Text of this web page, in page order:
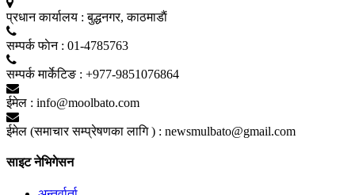
प्रधान कार्यालय : बुद्धनगर, काठमाडाैं
सम्पर्क फाेन : 01-4785763
सम्पर्क मार्केटिङ : +977-9851076864
ईमेल : info@moolbato.com
ईमेल (समाचार सम्प्रेषणका लागि ) : newsmulbato@gmail.com
साइट नेभिगेसन